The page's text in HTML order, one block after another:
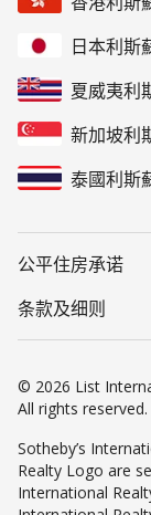
日本利斯
夏威夷利
新加坡利
泰國利斯
公平住房承诺
条款及细则
© 2026 List
All rights reserved.
Sotheby’s
Realty Logo are
International